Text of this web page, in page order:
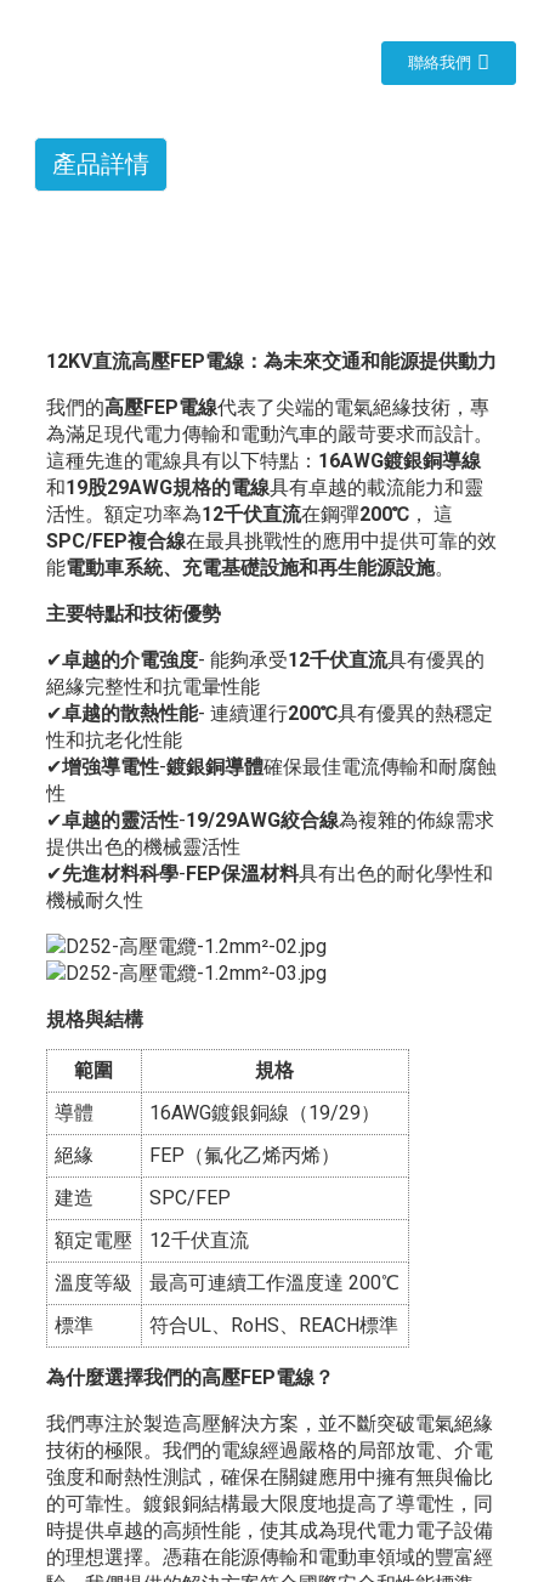
聯絡我們
產品詳情
12KV直流高壓FEP電線：為未來交通和能源提供動力
我們的高壓FEP電線代表了尖端的電氣絕緣技術，專
為滿足現代電力傳輸和電動汽車的嚴苛要求而設計。
這種先進的電線具有以下特點： 16AWG鍍銀銅導線
和19股29AWG規格的電線具有卓越的載流能力和靈
活性。額定功率為12千伏直流在鋼彈200℃， 這
SPC/FEP複合線在最具挑戰性的應用中提供可靠的效
能電動車系統、充電基礎設施和再生能源設施。
主要特點和技術優勢
✔卓越的介電強度- 能夠承受12千伏直流具有優異的
絕緣完整性和抗電暈性能
✔卓越的散熱性能- 連續運行200℃具有優異的熱穩定
性和抗老化性能
✔增強導電性-鍍銀銅導體確保最佳電流傳輸和耐腐蝕
性
✔卓越的靈活性-19/29AWG絞合線為複雜的佈線需求
提供出色的機械靈活性
✔先進材料科學-FEP保溫材料具有出色的耐化學性和
機械耐久性
規格與結構
範圍
規格
導體
16AWG鍍銀銅線（19/29）
絕緣
FEP（氟化乙烯丙烯）
建造
SPC/FEP
額定電壓
12千伏直流
溫度等級
最高可連續工作溫度達 200℃
標準
符合UL、RoHS、REACH標準
為什麼選擇我們的高壓FEP電線？
我們專注於製造高壓解決方案，並不斷突破電氣絕緣
技術的極限。我們的電線經過嚴格的局部放電、介電
強度和耐熱性測試，確保在關鍵應用中擁有無與倫比
的可靠性。鍍銀銅結構最大限度地提高了導電性，同
時提供卓越的高頻性能，使其成為現代電力電子設備
的理想選擇。憑藉在能源傳輸和電動車領域的豐富經